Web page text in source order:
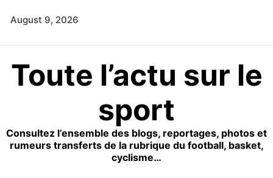
August 9, 2026
Toute l’actu sur le
sport
Consultez l’ensemble des blogs, reportages, photos et
rumeurs transferts de la rubrique du football, basket,
cyclisme…